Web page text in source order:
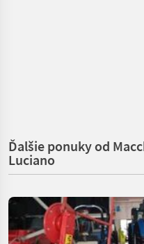
Ďalšie ponuky od
Luciano